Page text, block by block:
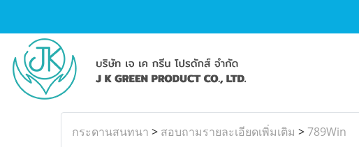
กระดานสนทนา > สอบถามรายละเอียดเพิ่มเติม >789Win